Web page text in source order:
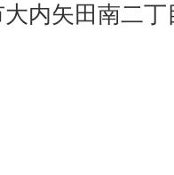
内矢田南二丁